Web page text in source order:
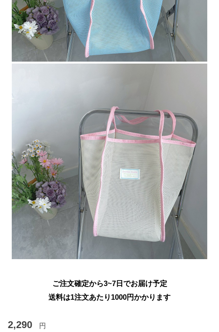
ご注文確定から3~7日でお届け予定
送料は1注文あたり 1000円かかります
2,290 円